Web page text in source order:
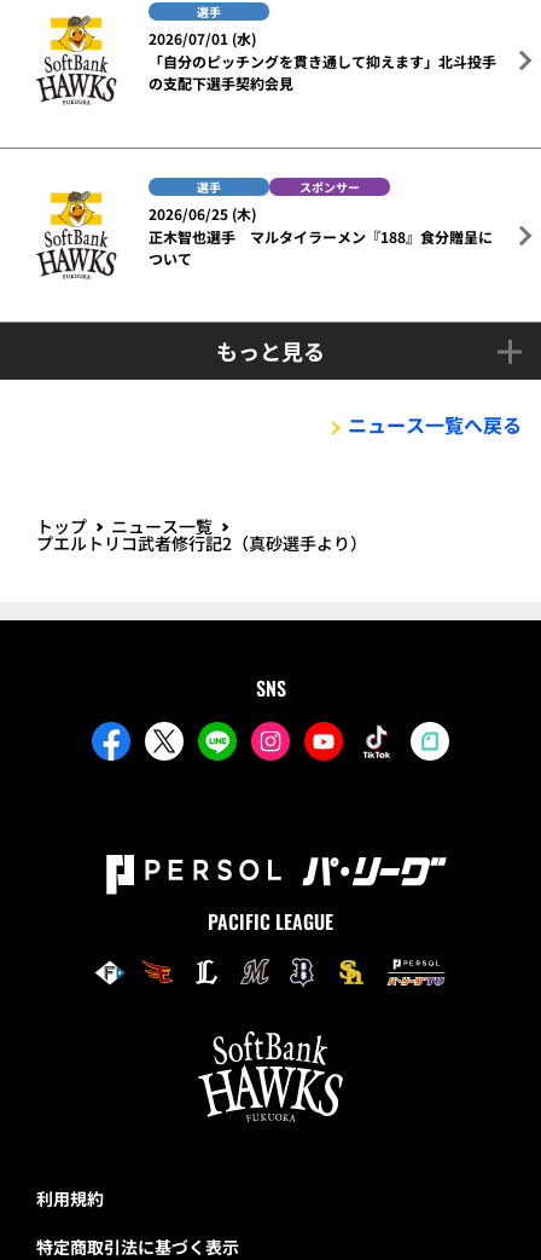
選手
2026/07/01 (水)
「自分のピッチングを貫き通して抑えます」北斗投手
の支配下選手契約会見
選手 スポンサー
2026/06/25 (木)
正木智也選手 マルタイラーメン『188』食分贈呈に
ついて
もっと見る
ニュース一覧へ戻る
トップ ニュース一覧
プエルトリコ武者修行記2（真砂選手より）
SNS
PACIFIC LEAGUE
利用規約
特定商取引法に基づく表示